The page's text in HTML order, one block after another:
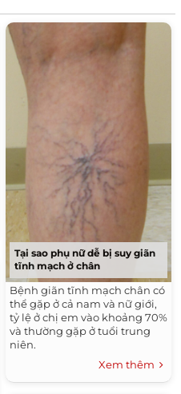
Tại sao phụ nữ dễ bị suy giãn
tĩnh mạch ở chân
Bệnh giãn tĩnh mạch chân có
thể gặp ở cả nam và nữ giới,
tỷ lệ ở chị em vào khoảng 70%
và thường gặp ở tuổi trung
niên.
Xem thêm